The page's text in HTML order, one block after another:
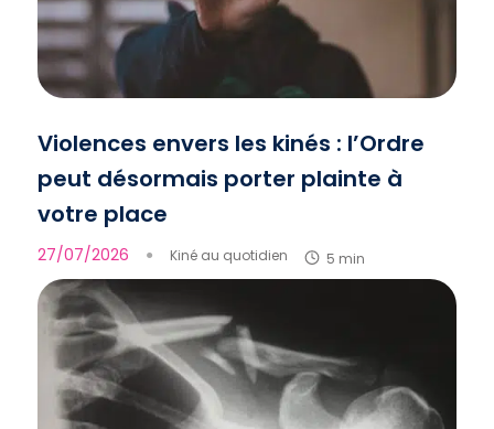
Violences envers les kinés : l’Ordre
peut désormais porter plainte à
votre place
27/07/2026 ● Kiné au quotidien 5 min